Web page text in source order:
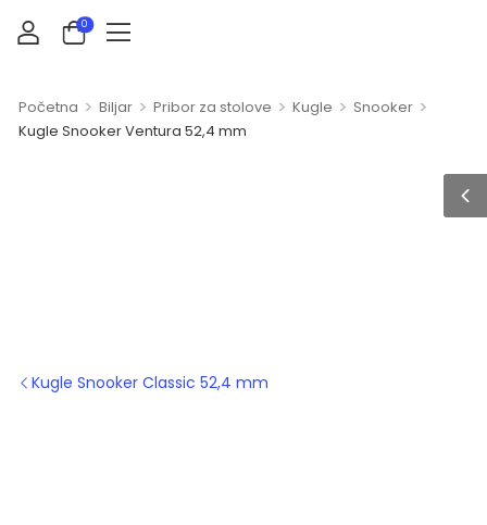
0
Početna > Biljar > Pribor za stolove > Kugle > Snooker >
Kugle Snooker Ventura 52,4 mm
Kugle Snooker Classic 52,4 mm